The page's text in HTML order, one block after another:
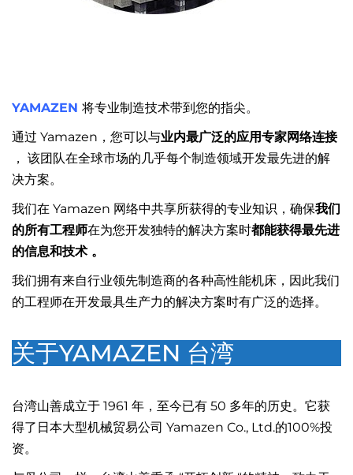
YAMAZEN 将专业制造技术带到您的指尖。
通过 Yamazen，您可以与业内最广泛的应用专家网络连接
， 该团队在全球市场的几乎每个制造领域开发最先进的解
决方案。
我们在 Yamazen 网络中共享所获得的专业知识，确保我们
的所有工程师在为您开发独特的解决方案时都能获得最先进
的信息和技术 。
我们拥有来自行业领先制造商的各种高性能机床，因此我们
的工程师在开发最具生产力的解决方案时有广泛的选择。
关于YAMAZEN 台湾
台湾山善成立于 1961 年，至今已有 50 多年的历史。它获
得了日本大型机械贸易公司 Yamazen Co., Ltd.的100%投
资。